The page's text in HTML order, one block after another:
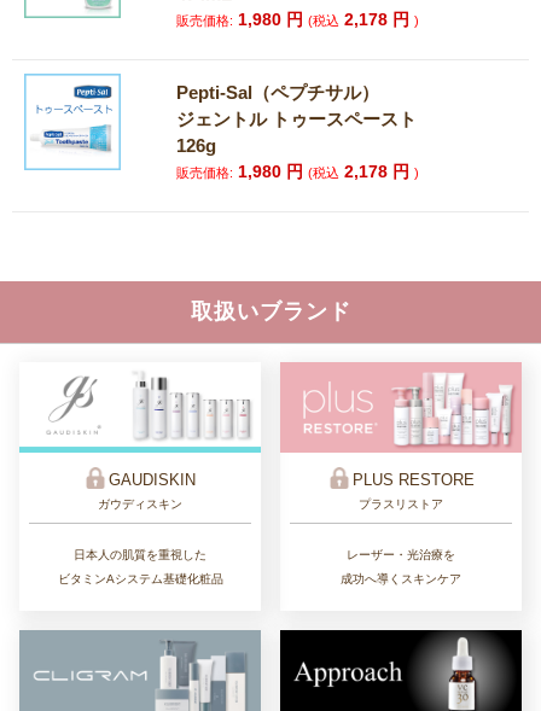
販売価格: 1,980 円(税込 2,178 円)
Pepti-Sal（ペプチサル）
ジェントル トゥースペースト
126g
販売価格: 1,980 円(税込 2,178 円)
取扱いブランド
GAUDISKIN
ガウディスキン
日本人の肌質を重視した
ビタミンAシステム基礎化粧品
PLUS RESTORE
プラスリストア
レーザー・光治療を
成功へ導くスキンケア